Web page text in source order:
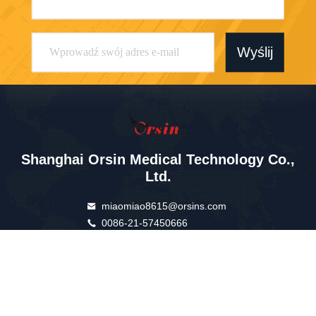
Wyślij
Shanghai Orsin Medical Technology Co.,
Ltd.
miaomiao8615@orsins.com
0086-21-57450666